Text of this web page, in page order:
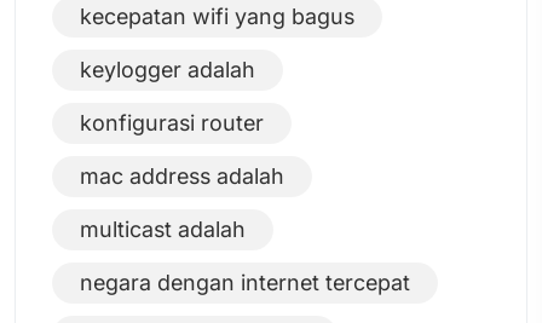
kecepatan wifi yang bagus
keylogger adalah
konfigurasi router
mac address adalah
multicast adalah
negara dengan internet tercepat